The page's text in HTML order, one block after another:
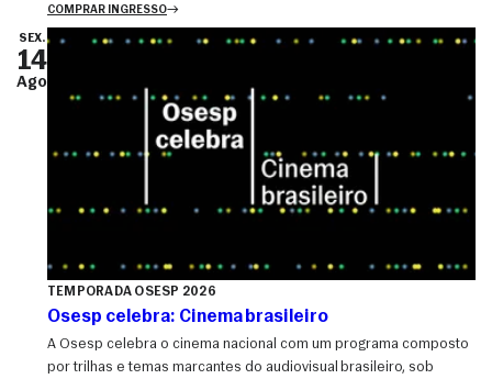
COMPRAR INGRESSO
SEX.
14
Ago
TEMPORADA OSESP 2026
Osesp celebra: Cinema brasileiro
A Osesp celebra o cinema nacional com um programa composto
por trilhas e temas marcantes do audiovisual brasileiro, sob